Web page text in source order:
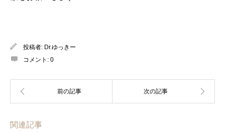
投稿者: Dr.ゆっきー
コメント: 0
関連記事